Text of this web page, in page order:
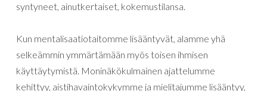
syntyneet, ainutkertaiset, kokemustilansa.
Kun mentalisaatiotaitomme lisääntyvät, alamme yhä
selkeämmin ymmärtämään myös toisen ihmisen
käyttäytymistä. Moninäkökulmainen ajattelumme
kehittyy, aistihavaintokykymme ja mielitajumme lisääntyy,